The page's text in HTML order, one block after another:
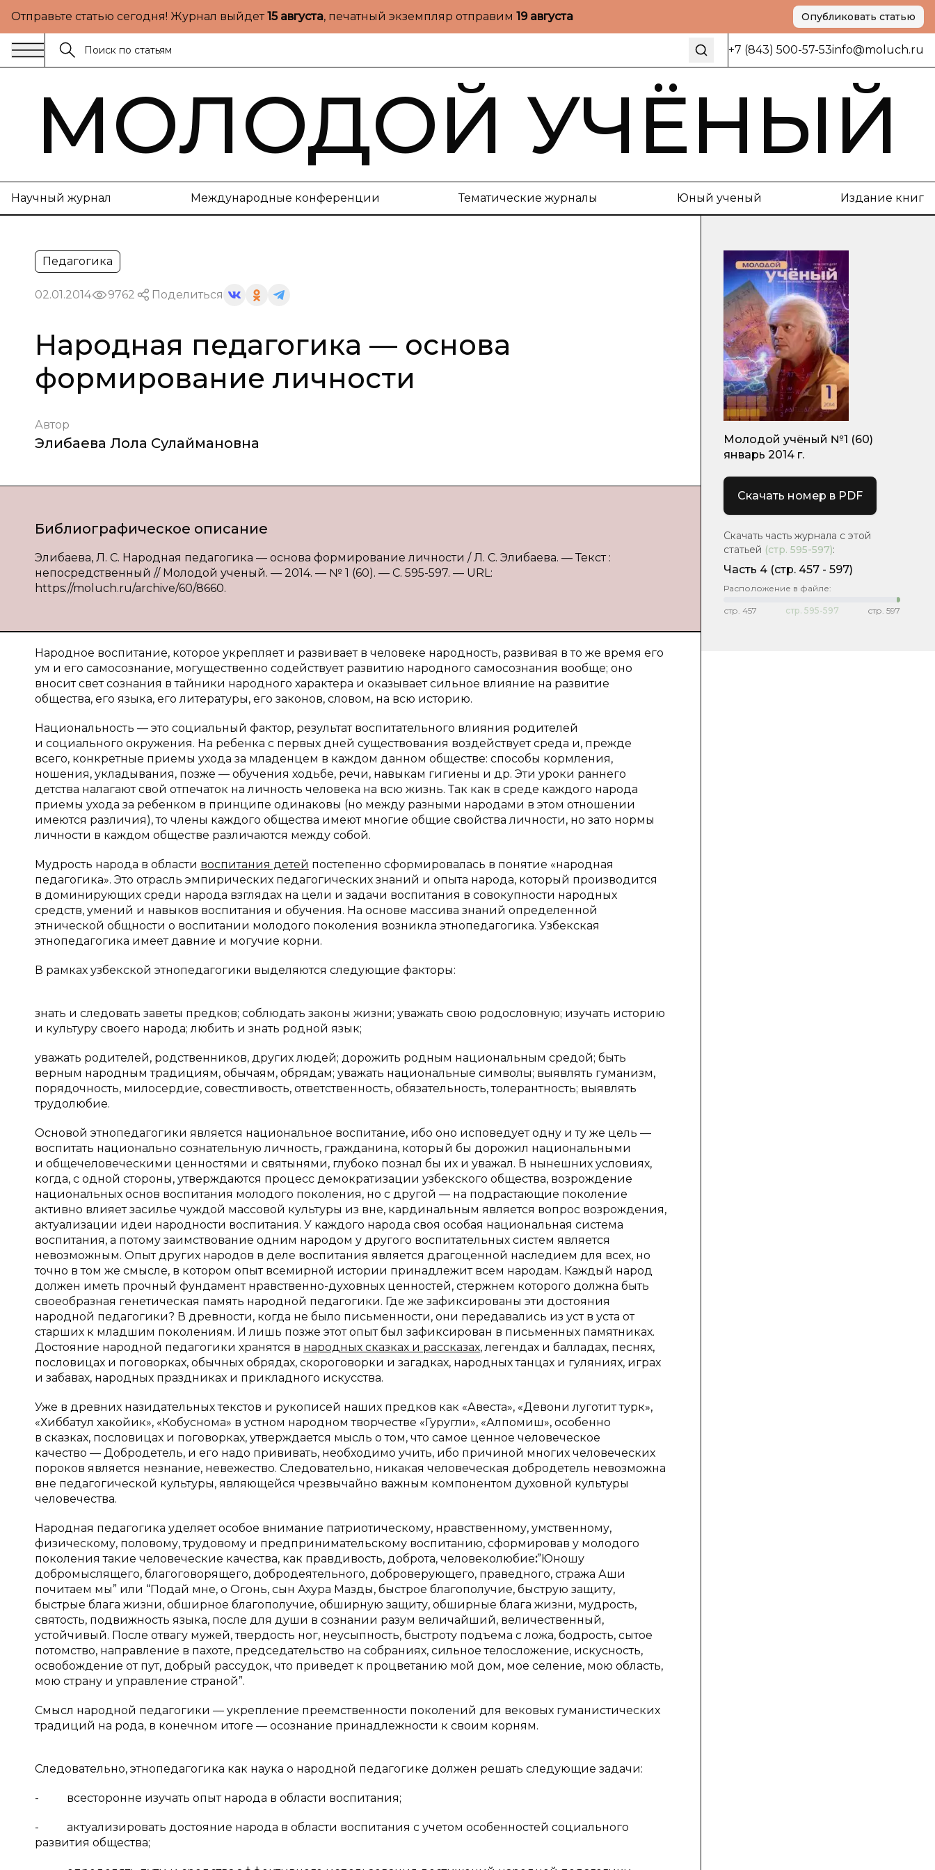
Отправьте статью сегодня! Журнал выйдет15 августа, печатный экземпляр отправим 19 августа Опубликовать статью
+7 (843) 500-57-53info@moluch.ru
МОЛОДОЙ УЧЁНЫЙ
Научный журнал Международные конференции Тематические журналы Юный ученый Издание книг
Педагогика
02.01.2014 9762 Поделиться
Народная педагогика — основа
формирование личности
Автор
Элибаева Лола Сулаймановна
Библиографическое описание
Элибаева, Л. С. Народная педагогика — основа формирование личности / Л. С. Элибаева. — Текст :
непосредственный // Молодой ученый. — 2014. — № 1 (60). — С. 595-597. — URL:
https://moluch.ru/archive/60/8660.
Народное воспитание, которое укрепляет и развивает в человеке народность, развивая в то же время его
ум и его самосознание, могущественно содействует развитию народного самосознания вообще; оно
вносит свет сознания в тайники народного характера и оказывает сильное влияние на развитие
общества, его языка, его литературы, его законов, словом, на всю историю.
Национальность — это социальный фактор, результат воспитательного влияния родителей
и социального окружения. На ребенка с первых дней существования воздействует среда и, прежде
всего, конкретные приемы ухода за младенцем в каждом данном обществе: способы кормления,
ношения, укладывания, позже — обучения ходьбе, речи, навыкам гигиены и др. Эти уроки раннего
детства налагают свой отпечаток на личность человека на всю жизнь. Так как в среде каждого народа
приемы ухода за ребенком в принципе одинаковы (но между разными народами в этом отношении
имеются различия), то члены каждого общества имеют многие общие свойства личности, но зато нормы
личности в каждом обществе различаются между собой.
Мудрость народа в области воспитания детей постепенно сформировалась в понятие «народная
педагогика». Это отрасль эмпирических педагогических знаний и опыта народа, который производится
в доминирующих среди народа взглядах на цели и задачи воспитания в совокупности народных
средств, умений и навыков воспитания и обучения. На основе массива знаний определенной
этнической общности о воспитании молодого поколения возникла этнопедагогика. Узбекская
этнопедагогика имеет давние и могучие корни.
В рамках узбекской этнопедагогики выделяются следующие факторы:
знать и следовать заветы предков; соблюдать законы жизни; уважать свою родословную; изучать историю
и культуру своего народа; любить и знать родной язык;
уважать родителей, родственников, других людей; дорожить родным национальным средой; быть
верным народным традициям, обычаям, обрядам; уважать национальные символы; выявлять гуманизм,
порядочность, милосердие, совестливость, ответственность, обязательность, толерантность; выявлять
трудолюбие.
Основой этнопедагогики является национальное воспитание, ибо оно исповедует одну и ту же цель —
воспитать национально сознательную личность, гражданина, который бы дорожил национальными
и общечеловеческими ценностями и святынями, глубоко познал бы их и уважал. В нынешних условиях,
когда, с одной стороны, утверждаются процесс демократизации узбекского общества, возрождение
национальных основ воспитания молодого поколения, но с другой — на подрастающие поколение
активно влияет засилье чуждой массовой культуры из вне, кардинальным является вопрос возрождения,
актуализации идеи народности воспитания. У каждого народа своя особая национальная система
воспитания, а потому заимствование одним народом у другого воспитательных систем является
невозможным. Опыт других народов в деле воспитания является драгоценной наследием для всех, но
точно в том же смысле, в котором опыт всемирной истории принадлежит всем народам. Каждый народ
должен иметь прочный фундамент нравственно-духовных ценностей, стержнем которого должна быть
своеобразная генетическая память народной педагогики. Где же зафиксированы эти достояния
народной педагогики? В древности, когда не было письменности, они передавались из уст в уста от
старших к младшим поколениям. И лишь позже этот опыт был зафиксирован в письменных памятниках.
Достояние народной педагогики хранятся в народных сказках и рассказах, легендах и балладах, песнях,
пословицах и поговорках, обычных обрядах, скороговорки и загадках, народных танцах и гуляниях, играх
и забавах, народных праздниках и прикладного искусства.
Уже в древних назидательных текстов и рукописей наших предков как «Авеста», «Девони луготит турк»,
«Хиббатул хакойик», «Кобуснома» в устном народном творчестве «Гуругли», «Алпомиш», особенно
в сказках, пословицах и поговорках, утверждается мысль о том, что самое ценное человеческое
качество — Добродетель, и его надо прививать, необходимо учить, ибо причиной многих человеческих
пороков является незнание, невежество. Следовательно, никакая человеческая добродетель невозможна
вне педагогической культуры, являющейся чрезвычайно важным компонентом духовной культуры
человечества.
Народная педагогика уделяет особое внимание патриотическому, нравственному, умственному,
физическому, половому, трудовому и предпринимательскому воспитанию, сформировав у молодого
поколения такие человеческие качества, как правдивость, доброта, человеколюбие:”Юношу
добромыслящего, благоговорящего, добродеятельного, доброверующего, праведного, стража Аши
почитаем мы” или “Подай мне, о Огонь, сын Ахура Мазды, быстрое благополучие, быструю защиту,
быстрые блага жизни, обширное благополучие, обширную защиту, обширные блага жизни, мудрость,
святость, подвижность языка, после для души в сознании разум величайший, величественный,
устойчивый. После отвагу мужей, твердость ног, неусыпность, быстроту подъема с ложа, бодрость, сытое
потомство, направление в пахоте, председательство на собраниях, сильное телосложение, искусность,
освобождение от пут, добрый рассудок, что приведет к процветанию мой дом, мое селение, мою область,
мою страну и управление страной”.
Смысл народной педагогики — укрепление преемственности поколений для вековых гуманистических
традиций на рода, в конечном итоге — осознание принадлежности к своим корням.
Следовательно, этнопедагогика как наука о народной педагогике должен решать следующие задачи:
- всесторонне изучать опыт народа в области воспитания;
- актуализировать достояние народа в области воспитания с учетом особенностей социального
развития общества;
Молодой учёный №1 (60)
январь 2014 г.
Скачать номер в PDF
Скачать часть журнала с этой
статьей (стр. 595-597):
Часть 4 (cтр. 457 - 597)
Расположение в файле:
стр. 457 стр. 595-597 стр. 597